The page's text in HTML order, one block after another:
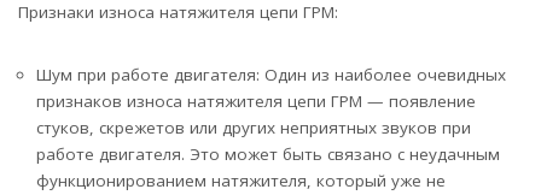
Признаки износа натяжителя цепи ГРМ:
Шум при работе двигателя: Один из наиболее очевидных
признаков износа натяжителя цепи ГРМ — появление
стуков, скрежетов или других неприятных звуков при
работе двигателя. Это может быть связано с неудачным
функционированием натяжителя, который уже не